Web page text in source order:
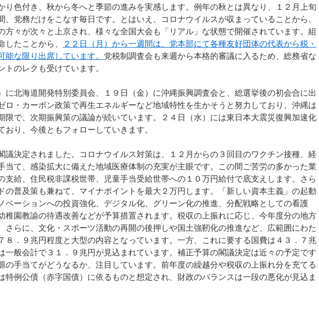
色付き、秋から冬へと季節の進みを実感します。例年の秋とは異なり、１２月上旬
、党務だけをこなす毎日です。とはいえ、コロナウイルスが収まっていることから、
方々が次々と上京され、様々な全国大会も「リアル」な状態で開催されています。組
したことから、
２２日（月）から一週間は、党本部にて各種友好団体の代表から税・
能な限り出席しています。 党税制調査会も来週から本格的審議に入るため、総務省な
トのレクも受けています。
北海道開発特別委員会、１９日（金）に沖縄振興調査会と、総選挙後の初会合に出
ロ・カーボン政策で再生エネルギーなど地域特性を生かそうと努力しており、沖縄は
限で、次期振興策の議論が続いています。２４日（水）には東日本大震災復興加速化
おり、今後ともフォローしていきます。
決定されました。コロナウイルス対策は、１２月からの３回目のワクチン接種、経
当て、感染拡大に備えた地域医療体制の充実が主眼です。この間ご苦労の多かった業
支給、住民税非課税世帯、児童手当受給世帯への１０万円給付で底支えします。さら
の普及策も兼ねて、マイナポイントを最大２万円します。「新しい資本主義」の起動
ベーションへの投資強化、デジタル化、グリーン化の推進、分配戦略としての看護
稚園教諭の待遇改善などが予算措置されます。税収の上振れに応じ、今年度分の地方
さらに、文化・スポーツ活動の再開の後押しや国土強靭化の推進など、広範囲にわた
８．９兆円程度と大型の内容となっています。一方、これに要する国費は４３．７兆
一般会計で３１．９兆円が見込まれています。補正予算の閣議決定は近々の予定です
の手当てがどうなるか、注目しています。前年度の繰越分や税収の上振れ分を充てる
特例公債（赤字国債）に依るものと想定され、財政のバランスは一段の悪化が見込ま